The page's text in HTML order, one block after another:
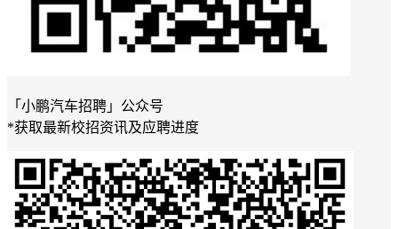
「小鹏汽车招聘」公众号
*获取最新校招资讯及应聘进度